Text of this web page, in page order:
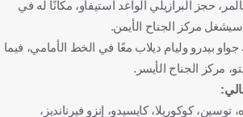
حجز البرازيلي الواعد استيفاو، مكانًا له في
مركز الجناح الأيمن.
بيدرو وليام ديلاب معًا في الخط الأمامي، فيما
مركز الجناح الأيسر.
كوكوريلا، كايسيدو، إنزو فيرنانديز،